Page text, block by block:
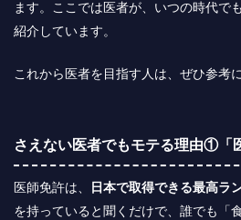
ます。ここでは医者が、いつの時代で
紹介しています。
これから医者を目指す人は、ぜひ参考
さえない医者でもモテる理由①「
医師免許は、 日本で取得できる最高ラ
を持っていると聞くだけで、誰でも「